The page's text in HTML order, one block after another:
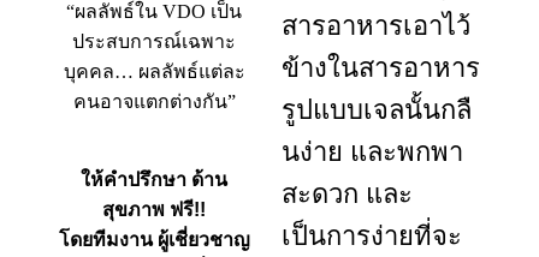
“ผลลัพธ์ใน VDO เป็น
ประสบการณ์เฉพาะ
บุคคล… ผลลัพธ์แต่ละ
คนอาจแตกต่างกัน”
ให้คำปรึกษา ด้าน
สุขภาพ ฟรี!!
โดยทีมงาน ผู้เชี่ยวชาญ
สารอาหารเอาไว้
ข้างในสารอาหาร
รูปแบบเจลนั้นกลื
นง่าย และพกพา
สะดวก และ
เป็นการง่ายที่จะ